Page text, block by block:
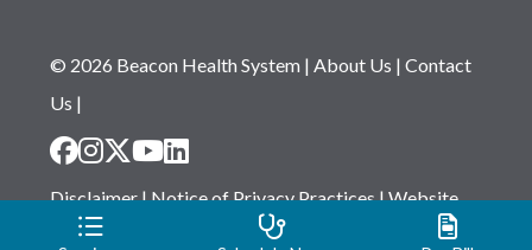
© 2026 Beacon Health System| About Us | Contact
Us |
Disclaimer|Notice of Privacy Practices|Website
Privacy Statement
Notice of Non-Discrimination